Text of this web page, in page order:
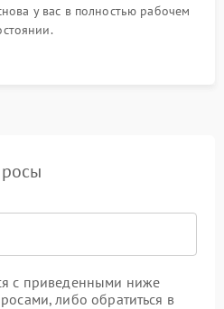
у вас в полностью рабочем
с приведенными ниже
либо обратиться в